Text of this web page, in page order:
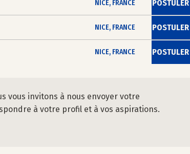
NICE, FRANCE POSTULER
NICE, FRANCE POSTULER
NICE, FRANCE POSTULER
vous invitons à nous envoyer votre
à votre profil et à vos aspirations.